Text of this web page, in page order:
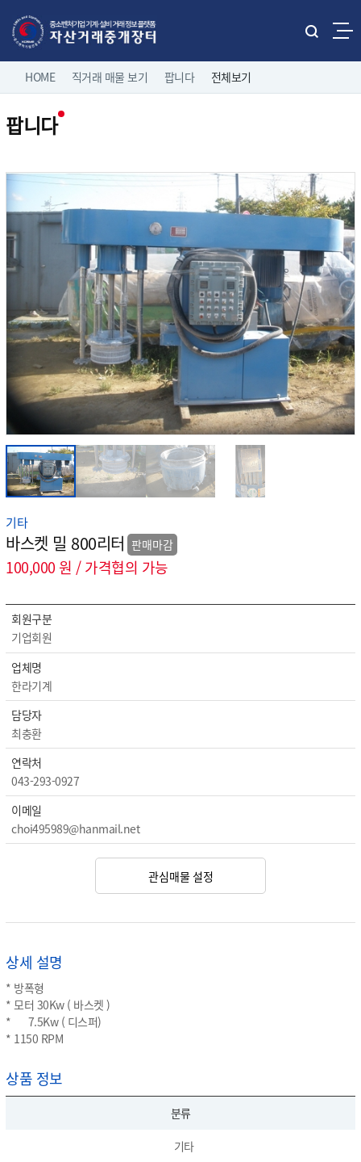
통
비
게
션
HOME 직거래 매물 보기 팝니다 전체보기
팝니다
기타
바스켓 밀 800리터 판매마감
100,000 원 / 가격협의 가능
회원구분
기업회원
업체명
한라기계
담당자
최충환
연락처
043-293-0927
이메일
choi495989@hanmail.net
관심매물 설정
상세 설명
* 방폭형
* 모터 30Kw ( 바스켓 )
* 7.5Kw ( 디스퍼)
* 1150 RPM
상품 정보
분류
기타
홈으로 로그인
직거래 매물보기
중소기업 유휴설비 매물
제조/유통업체 매물
삽니다
유관기관 매물보기
나의 거래정보
고객마당
이용 안내